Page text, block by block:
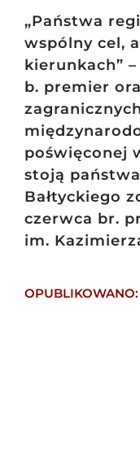
„Państwa
wspólny cel,
kierunkach”
b. premier
poświęconej
stoją
Bałtyckiego
czerwca br.
im.